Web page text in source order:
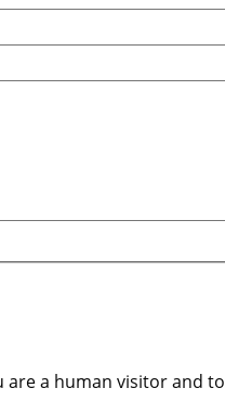
a human visitor and to